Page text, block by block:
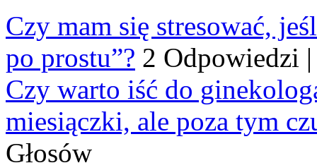
Czy mam się stresować,
po prostu”? 2 Odpowiedzi
Czy warto iść do
miesiączki, ale poza tym
Głosów